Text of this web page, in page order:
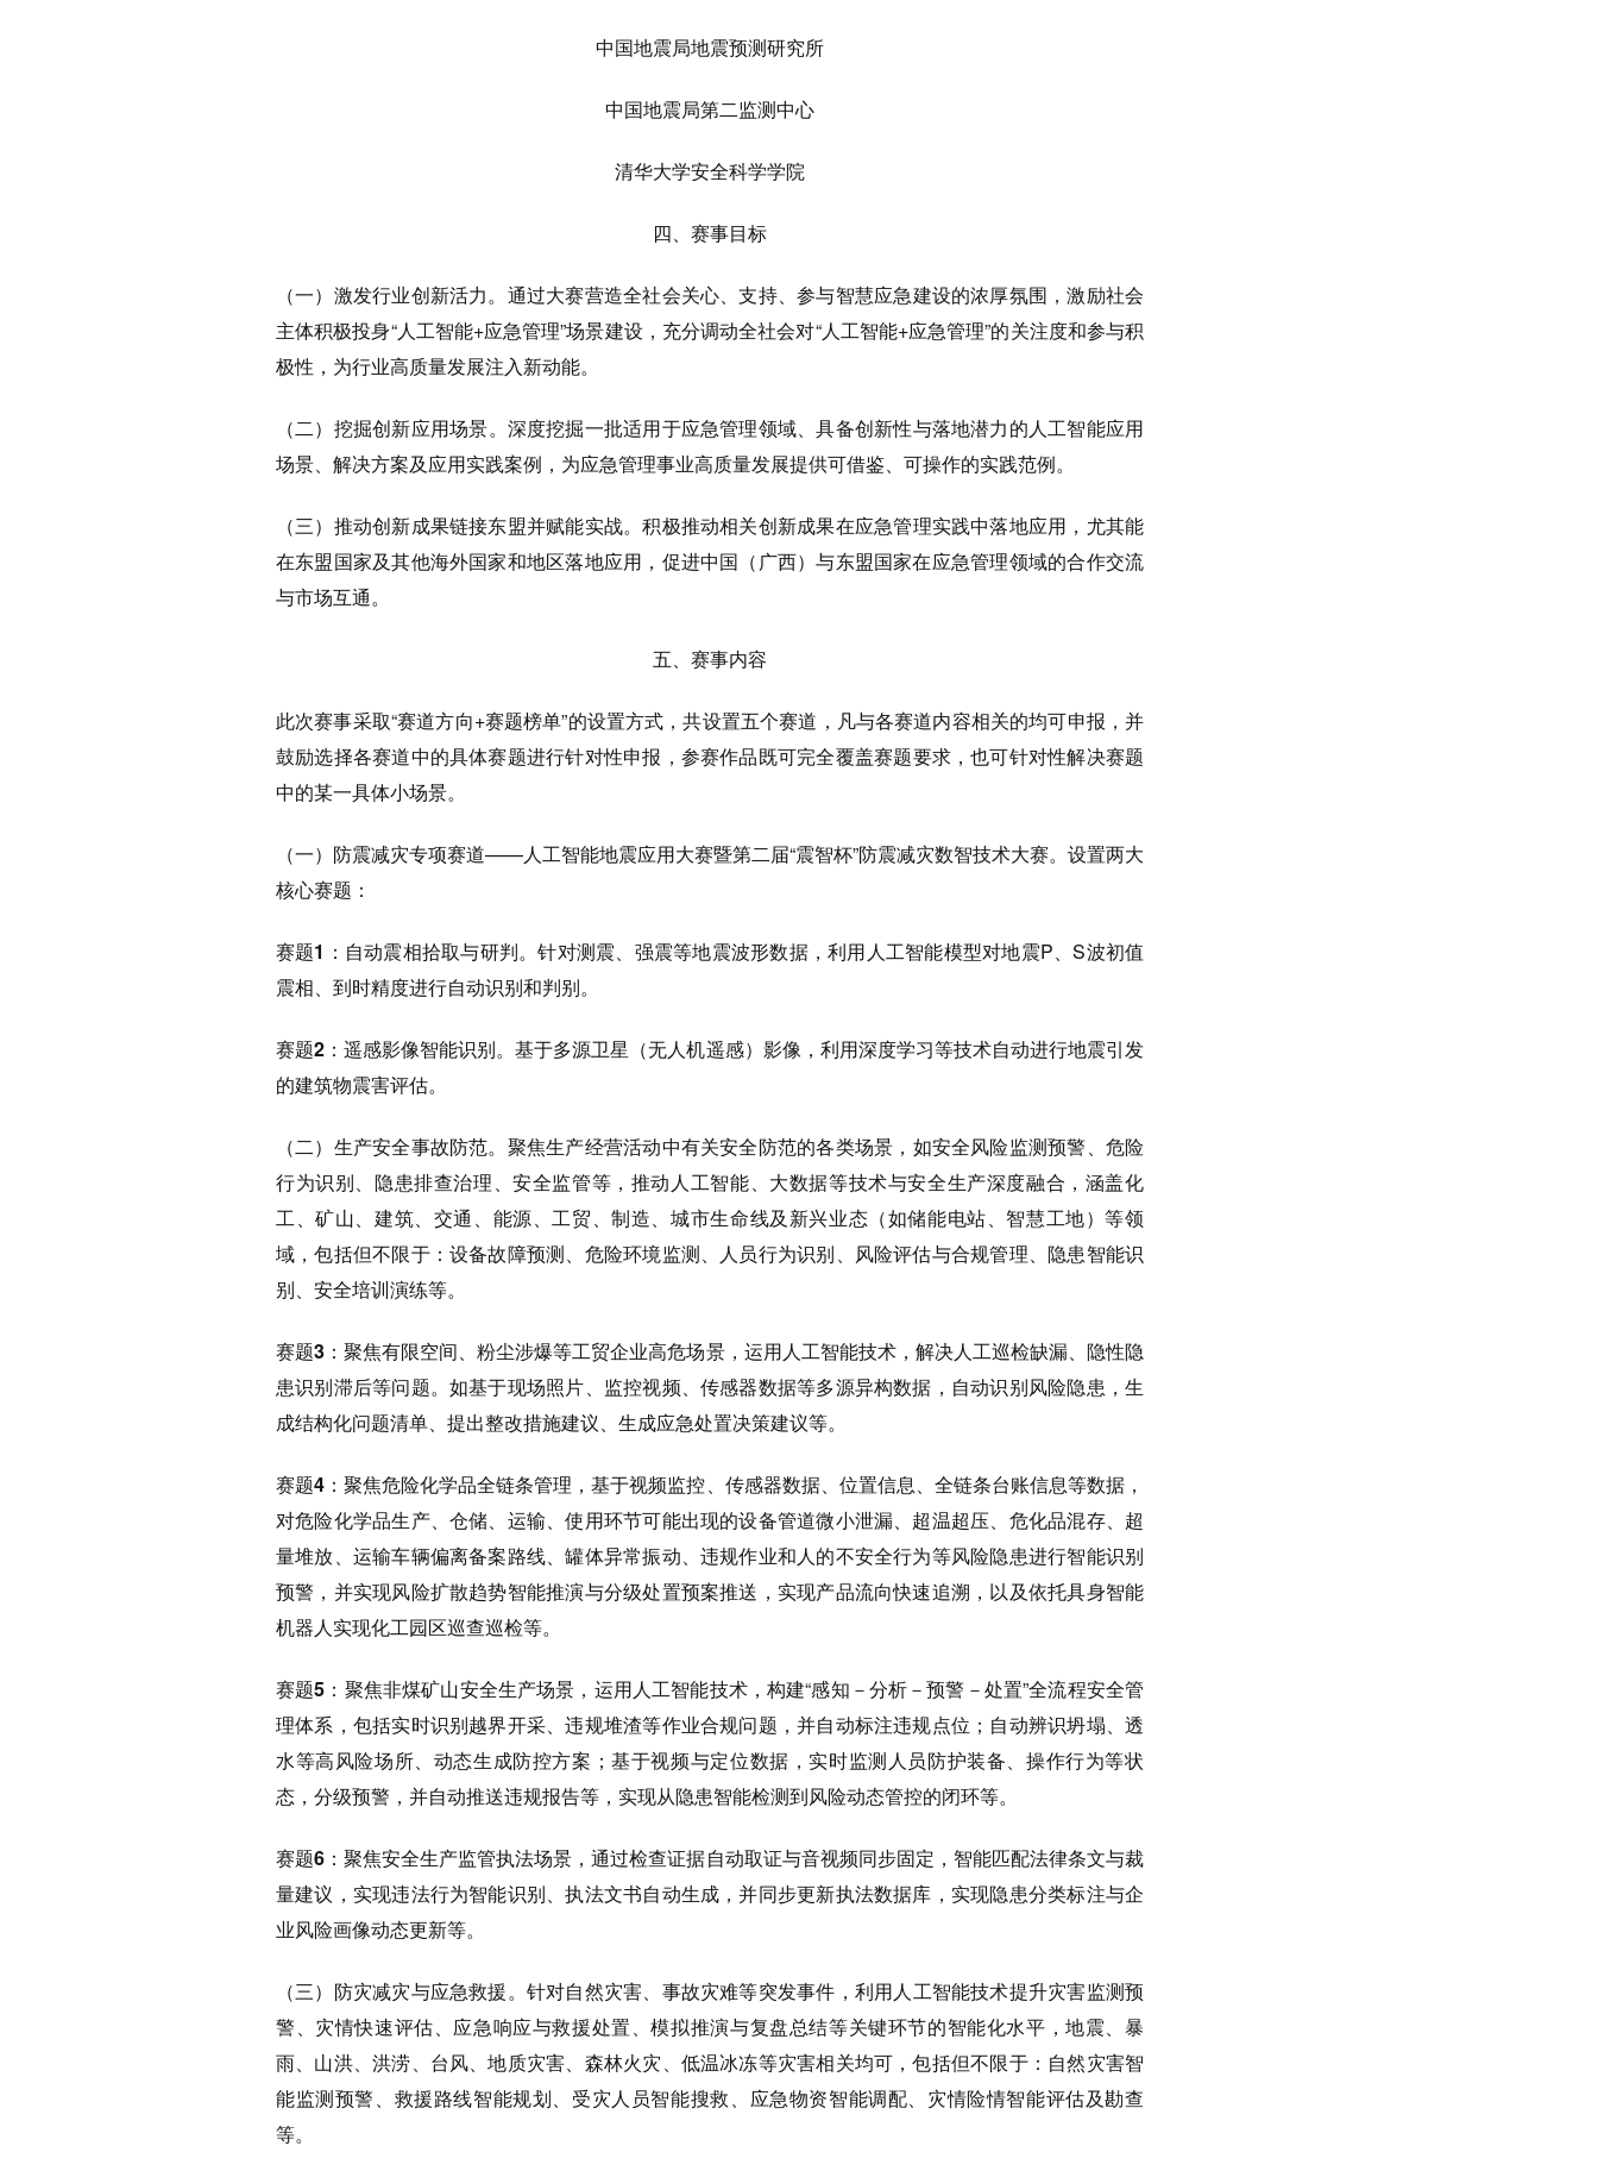
中国地震局地震预测研究所
中国地震局第二监测中心
清华大学安全科学学院
四、赛事目标
（一）激发行业创新活力。 通过大赛营造全社会关心、支持、参与智慧应急建设的浓厚氛围，激励社会
主体积极投身“人工智能+应急管理”场景建设，充分调动全社会对“人工智能+应急管理”的关注度和参与积
极性，为行业高质量发展注入新动能。
（二）挖掘创新应用场景。 深度挖掘一批适用于应急管理领域、具备创新性与落地潜力的人工智能应用
场景、解决方案及应用实践案例，为应急管理事业高质量发展提供可借鉴、可操作的实践范例。
（三）推动创新成果链接东盟并赋能实战。积极推动相关创新成果在应急管理实践中落地应用，尤其能
在东盟国家及其他海外国家和地区落地应用，促进中国（广西）与东盟国家在应急管理领域的合作交流
与市场互通。
五、赛事内容
此次赛事采取“赛道方向+赛题榜单”的设置方式，共设置五个赛道， 凡与各赛道内容相关的均可申报，并
鼓励选择各赛道中的具体赛题进行针对性申报 ，参赛作品既可完全覆盖赛题要求，也可针对性解决赛题
中的某一具体小场景。
（一）防震减灾专项赛道——人工智能地震应用大赛暨第二届“震智杯”防震减灾数智技术大赛。设置两大
核心赛题：
赛题1： 自动震相拾取与研判。针对测震、强震等地震波形数据，利用人工智能模型对地震P、S波初值
震相、到时精度进行自动识别和判别。
赛题2：遥感影像智能识别。基于多源卫星（无人机遥感）影像，利用深度学习等技术自动进行地震引发
的建筑物震害评估。
（二）生产安全事故防范。 聚焦生产经营活动中有关安全防范的各类场景，如安全风险监测预警、危险
行为识别、隐患排查治理、安全监管等，推动人工智能、大数据等技术与安全生产深度融合，涵盖化
工、矿山、建筑、交通、能源、工贸、制造、城市生命线及新兴业态（如储能电站、智慧工地）等领
域，包括但不限于：设备故障预测、危险环境监测、人员行为识别、风险评估与合规管理、隐患智能识
别、安全培训演练等。
赛题3：聚焦有限空间、粉尘涉爆等工贸企业高危场景，运用人工智能技术，解决人工巡检缺漏、隐性隐
患识别滞后等问题。如基于现场照片、监控视频、传感器数据等多源异构数据，自动识别风险隐患，生
成结构化问题清单、提出整改措施建议、生成应急处置决策建议等。
赛题4：聚焦危险化学品全链条管理，基于视频监控、传感器数据、位置信息、全链条台账信息等数据，
对危险化学品生产、仓储、运输、使用环节可能出现的设备管道微小泄漏、超温超压、危化品混存、超
量堆放、运输车辆偏离备案路线、罐体异常振动、违规作业和人的不安全行为等风险隐患进行智能识别
预警，并实现风险扩散趋势智能推演与分级处置预案推送，实现产品流向快速追溯，以及依托具身智能
机器人实现化工园区巡查巡检等。
赛题5 ： 聚焦非煤矿山安全生产场景，运用人工智能技术，构建“感知－分析－预警－处置”全流程安全管
理体系，包括实时识别越界开采、违规堆渣等作业合规问题，并自动标注违规点位；自动辨识坍塌、透
水等高风险场所、动态生成防控方案；基于视频与定位数据，实时监测人员防护装备、操作行为等状
态，分级预警，并自动推送违规报告等，实现从隐患智能检测到风险动态管控的闭环等。
赛题6：聚焦安全生产监管执法场景，通过检查证据自动取证与音视频同步固定，智能匹配法律条文与裁
量建议，实现违法行为智能识别、执法文书自动生成，并同步更新执法数据库，实现隐患分类标注与企
业风险画像动态更新等。
（三）防灾减灾与应急救援。 针对自然灾害、事故灾难等突发事件，利用人工智能技术提升灾害监测预
警、灾情快速评估、应急响应与救援处置、模拟推演与复盘总结等关键环节的智能化水平，地震、暴
雨、山洪、洪涝、台风、地质灾害、森林火灾、低温冰冻等灾害相关均可，包括但不限于：自然灾害智
能监测预警、救援路线智能规划、受灾人员智能搜救、应急物资智能调配、灾情险情智能评估及勘查
等。